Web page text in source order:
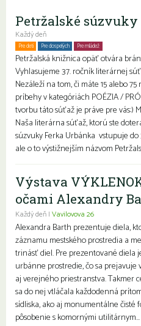
Petržalské súzvuky
Každý deň
Pre deti Pre dospelých Pre mládež
Petržalská knižnica opäť otvára
Vyhlasujeme 37. ročník literárnej
Nezáleží na tom, či máte 15 alebo
príbehy v kategóriách POÉZIA /
tvorbu táto súťaž je práve pre vás:)
Naša literárna súťaž, ktorú ste
súzvuky Ferka Urbánka vstupuje
ale o to výstižnejším názvom
Výstava
očami Alexandry
Každý deň | Vavilovova 26
Alexandra Barth prezentuje diela,
záznamu mestského prostredia a
trinásť diel. Pre prezentované diela
urbánne prostredie, čo sa
aj verejného priestranstva. Takmer
sa do nej vtláčala každodenná
sídliska, ako aj monumentálne čisté
pôsobenie s komornými utilitárnym...